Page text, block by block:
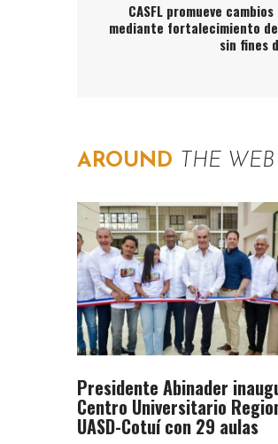
CASFL promueve
mediante fortalecimiento
sin fines
AROUND THE WEB
Presidente Abinader
Centro Universitario
UASD-Cotuí con 29 aulas